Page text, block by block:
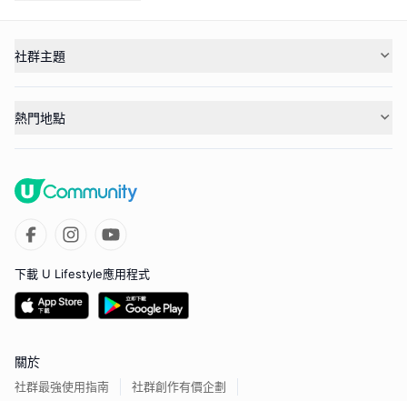
社群主題
熱門地點
下載 U Lifestyle應用程式
關於
社群最強使用指南 社群創作有價企劃